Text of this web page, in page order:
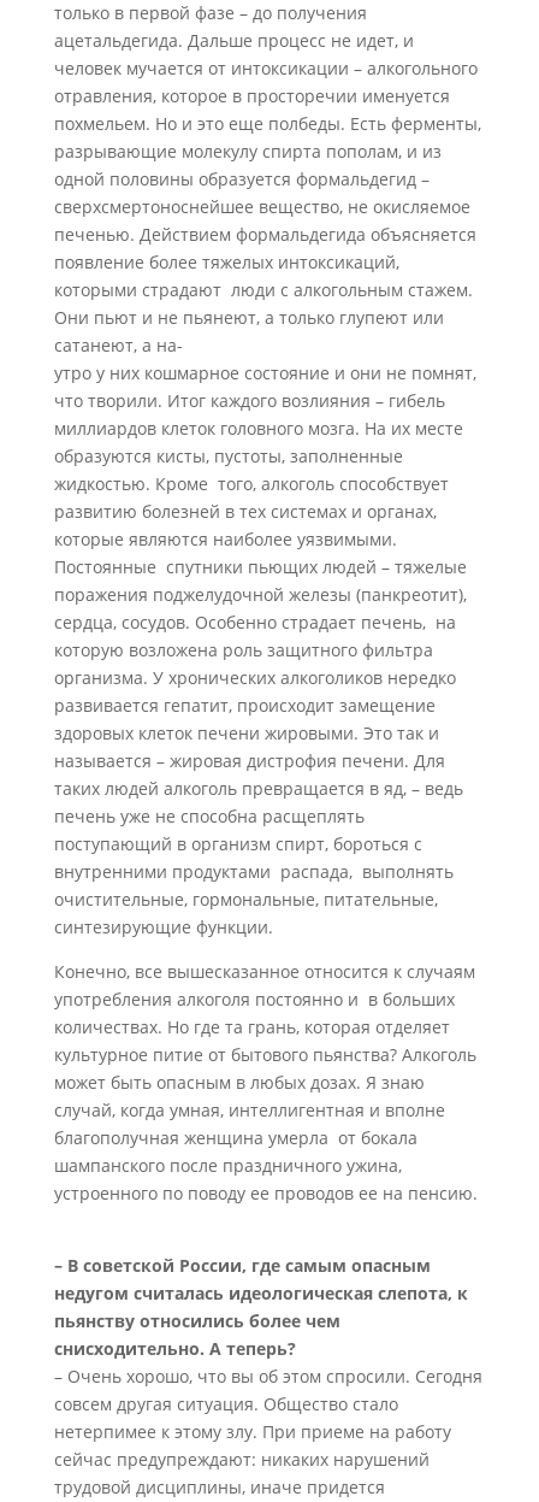
только в первой фазе – до получения
ацетальдегида. Дальше процесс не идет, и
человек мучается от интоксикации – алкогольного
отравления, которое в просторечии именуется
похмельем. Но и это еще полбеды. Есть ферменты,
разрывающие молекулу спирта пополам, и из
одной половины образуется формальдегид –
сверхсмертоноснейшее вещество, не окисляемое
печенью. Действием формальдегида объясняется
появление более тяжелых интоксикаций,
которыми страдают люди с алкогольным стажем.
Они пьют и не пьянеют, а только глупеют или
сатанеют, а на-
утро у них кошмарное состояние и они не помнят,
что творили. Итог каждого возлияния – гибель
миллиардов клеток головного мозга. На их месте
образуются кисты, пустоты, заполненные
жидкостью. Кроме того, алкоголь способствует
развитию болезней в тех системах и органах,
которые являются наиболее уязвимыми.
Постоянные спутники пьющих людей – тяжелые
поражения поджелудочной железы (панкреотит),
сердца, сосудов. Особенно страдает печень, на
которую возложена роль защитного фильтра
организма. У хронических алкоголиков нередко
развивается гепатит, происходит замещение
здоровых клеток печени жировыми. Это так и
называется – жировая дистрофия печени. Для
таких людей алкоголь превращается в яд, – ведь
печень уже не способна расщеплять
поступающий в организм спирт, бороться с
внутренними продуктами распада, выполнять
очистительные, гормональные, питательные,
синтезирующие функции.
Конечно, все вышесказанное относится к случаям
употребления алкоголя постоянно и в больших
количествах. Но где та грань, которая отделяет
культурное питие от бытового пьянства? Алкоголь
может быть опасным в любых дозах. Я знаю
случай, когда умная, интеллигентная и вполне
благополучная женщина умерла от бокала
шампанского после праздничного ужина,
устроенного по поводу ее проводов ее на пенсию.
– В советской России, где самым опасным
недугом считалась идеологическая слепота, к
пьянству относились более чем
снисходительно. А теперь?
– Очень хорошо, что вы об этом спросили. Сегодня
совсем другая ситуация. Общество стало
нетерпимее к этому злу. При приеме на работу
сейчас предупреждают: никаких нарушений
трудовой дисциплины, иначе придется